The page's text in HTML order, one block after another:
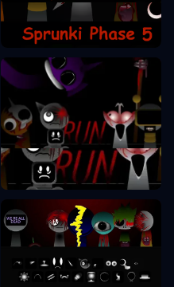
Sprunki Fāze 5
Sprunki Fāze 7